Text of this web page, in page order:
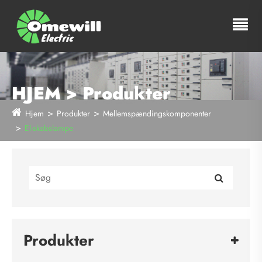
HJEM > Produkter
Hjem Produkter
Mellemspændingskomponenter
El-skabslampe
Produkter